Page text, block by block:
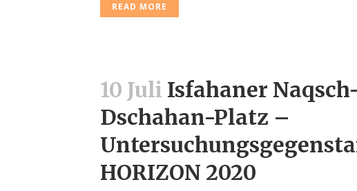
READ MORE
10 Juli Isfahaner
Dschahan-Platz –
HORIZON 2020